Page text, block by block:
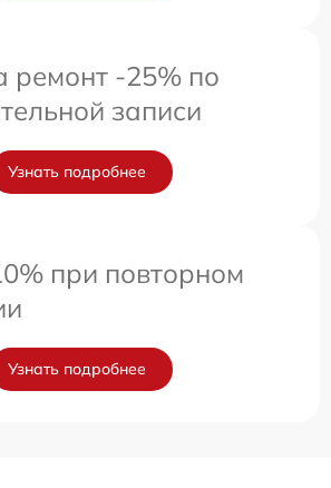
ремонт -25% по
записи
Узнать подробнее
при повторном
Узнать подробнее